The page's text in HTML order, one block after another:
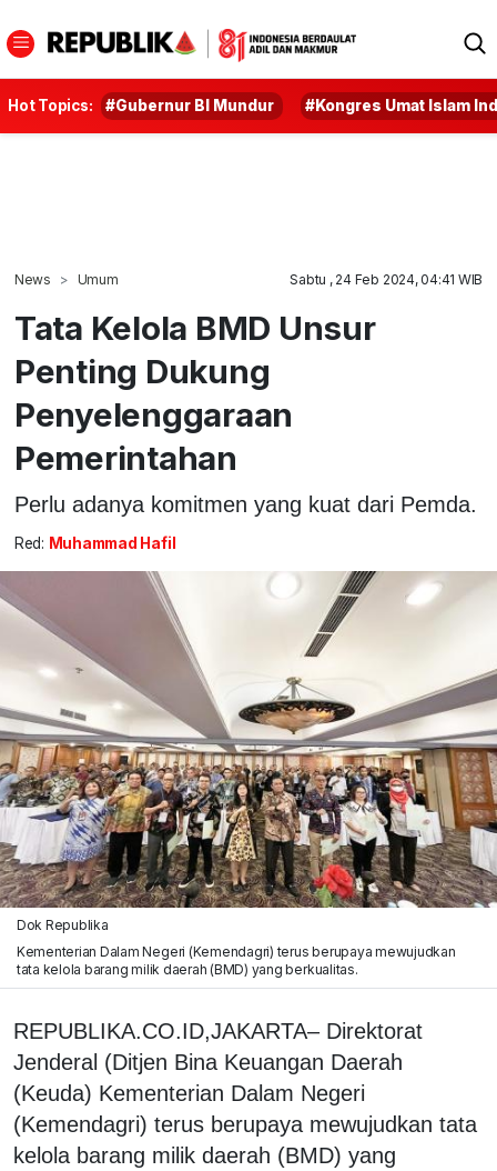
Hot Topics: #Gubernur BI Mundur #Kongres Umat Islam
News Umum Sabtu , 24 Feb 2024, 04:41 WIB
Tata Kelola BMD Unsur
Penting Dukung
Penyelenggaraan
Pemerintahan
Perlu adanya komitmen yang kuat dari Pemda.
Red: Muhammad Hafil
Dok Republika
Kementerian Dalam Negeri (Kemendagri) terus berupaya mewujudkan
tata kelola barang milik daerah (BMD) yang berkualitas.
REPUBLIKA.CO.ID,JAKARTA– Direktorat
Jenderal (Ditjen Bina Keuangan Daerah
(Keuda) Kementerian Dalam Negeri
(Kemendagri) terus berupaya mewujudkan tata
kelola barang milik daerah (BMD) yang